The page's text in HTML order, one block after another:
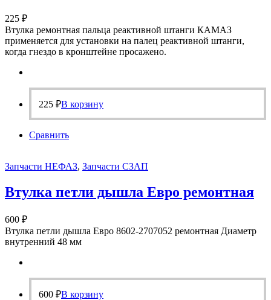
225 ₽
Втулка ремонтная пальца реактивной штанги КАМАЗ
применяется для установки на палец реактивной штанги,
когда гнездо в кронштейне просажено.
225 ₽В корзину
Сравнить
Запчасти НЕФАЗ, Запчасти СЗАП
Втулка петли дышла Евро ремонтная
600 ₽
Втулка петли дышла Евро 8602-2707052 ремонтная Диаметр
внутренний 48 мм
600 ₽В корзину